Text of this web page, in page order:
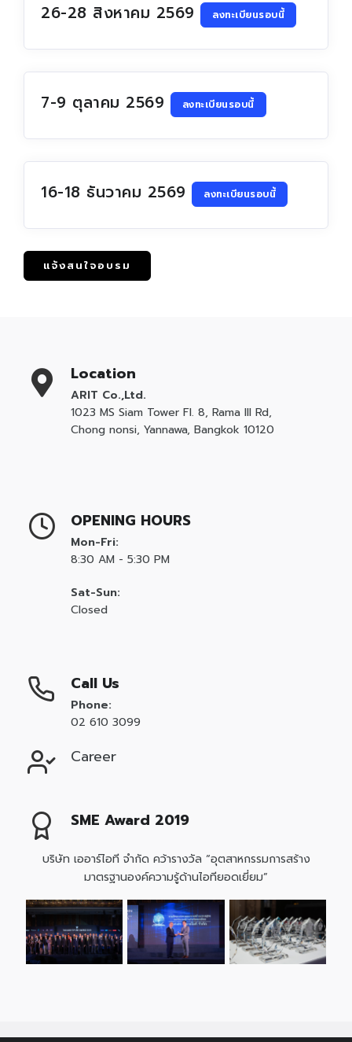
26-28 สิงหาคม 2569 ลงทะเบียนรอบนี้
7-9 ตุลาคม 2569 ลงทะเบียนรอบนี้
16-18 ธันวาคม 2569 ลงทะเบียนรอบนี้
แจ้งสนใจอบรม
Location
ARIT Co.,Ltd.
1023 MS Siam Tower Fl. 8, Rama III Rd,
Chong nonsi, Yannawa, Bangkok 10120
OPENING HOURS
Mon-Fri:
8:30 AM - 5:30 PM
Sat-Sun:
Closed
Call Us
Phone:
02 610 3099
Career
SME Award 2019
บริษัท เออาร์ไอที จำกัด คว้ารางวัล “อุตสาหกรรมการสร้าง
มาตรฐานองค์ความรู้ด้านไอทียอดเยี่ยม”